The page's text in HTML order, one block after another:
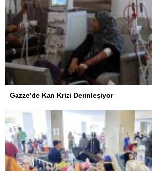
Gazze’de Kan Krizi Derinleşiyor